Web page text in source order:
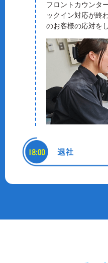
フロントカウンタ
ックイン対応が終
のお客様の応対を